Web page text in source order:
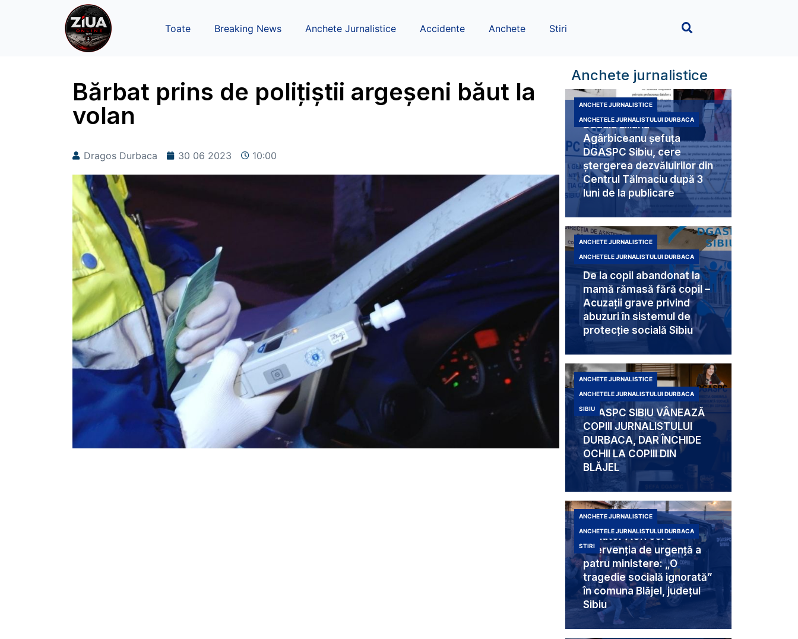
Toate Breaking News Anchete Jurnalistice Accidente Anchete Stiri
Bărbat prins de polițiștii argeșeni băut la
volan
Dragos Durbaca 30 06 2023 10:00
Anchete jurnalistice
Duduia Liliana
Agârbiceanu șefuța
DGASPC Sibiu, cere
ștergerea dezvăluirilor din
Centrul Tălmaciu după 3
luni de la publicare
ANCHETE JURNALISTICE
ANCHETELE JURNALISTULUI DURBACA
De la copil abandonat la
mamă rămasă fără copil –
Acuzații grave privind
abuzuri în sistemul de
protecție socială Sibiu
ANCHETE JURNALISTICE
ANCHETELE JURNALISTULUI DURBACA
DGASPC SIBIU VÂNEAZĂ
COPIII JURNALISTULUI
DURBACA, DAR ÎNCHIDE
OCHII LA COPIII DIN
BLĂJEL
ANCHETE JURNALISTICE
ANCHETELE JURNALISTULUI DURBACA
SIBIU
Senator AUR cere
intervenția de urgență a
patru ministere: „O
tragedie socială ignorată”
în comuna Blăjel, județul
Sibiu
ANCHETE JURNALISTICE
ANCHETELE JURNALISTULUI DURBACA
STIRI